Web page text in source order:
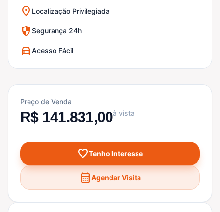
location_on Localização Privilegiada
security Segurança 24h
directions_carAcesso Fácil
Preço de Venda
R$ 141.831,00à vista
favoriteTenho Interesse
calendar_monthAgendar Visita